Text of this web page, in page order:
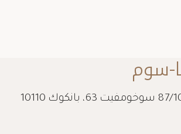
سوم
الطابق 11، مبنى مودرن تاون، 87/104 سوخومفيت 63، بانكوك 10110